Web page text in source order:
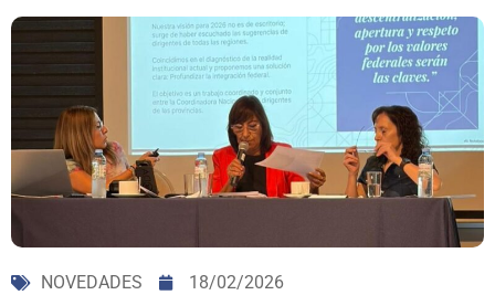
NOVEDADES 18/02/2026